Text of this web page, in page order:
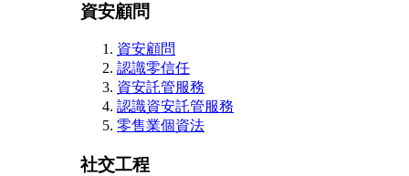
資安顧問
資安顧問
認識零信任
資安託管服務
認識資安託管服務
零售業個資法
社交工程